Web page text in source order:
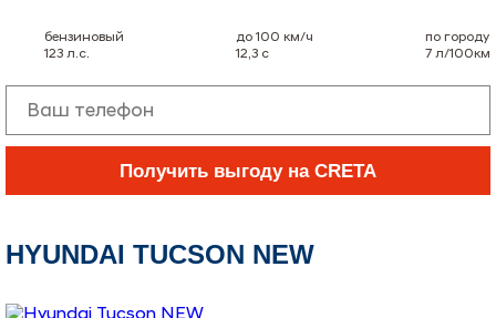
бензиновый
123 л.с.
до 100 км/ч
12,3 с
по городу
7 л/100км
Получить выгоду на CRETA
HYUNDAI TUCSON NEW